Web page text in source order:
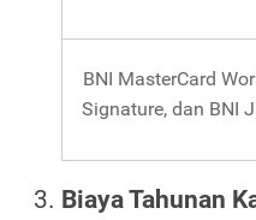
BNI MasterCard
Signature, dan BNI
Biaya Tahunan